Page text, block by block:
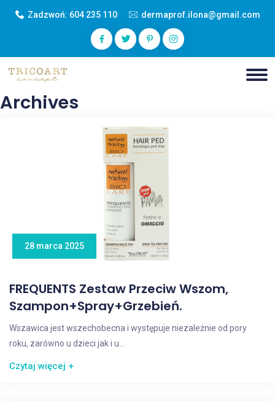
Zadzwoń: 604 235 110 dermaprof.ilona@gmail.com
Archives
28 marca 2025
FREQUENTS Zestaw Przeciw Wszom,
Szampon+spray+grzebień.
Wszawica jest wszechobecna i występuje niezależnie od pory
roku, zarówno u dzieci jak i u...
Czytaj więcej +